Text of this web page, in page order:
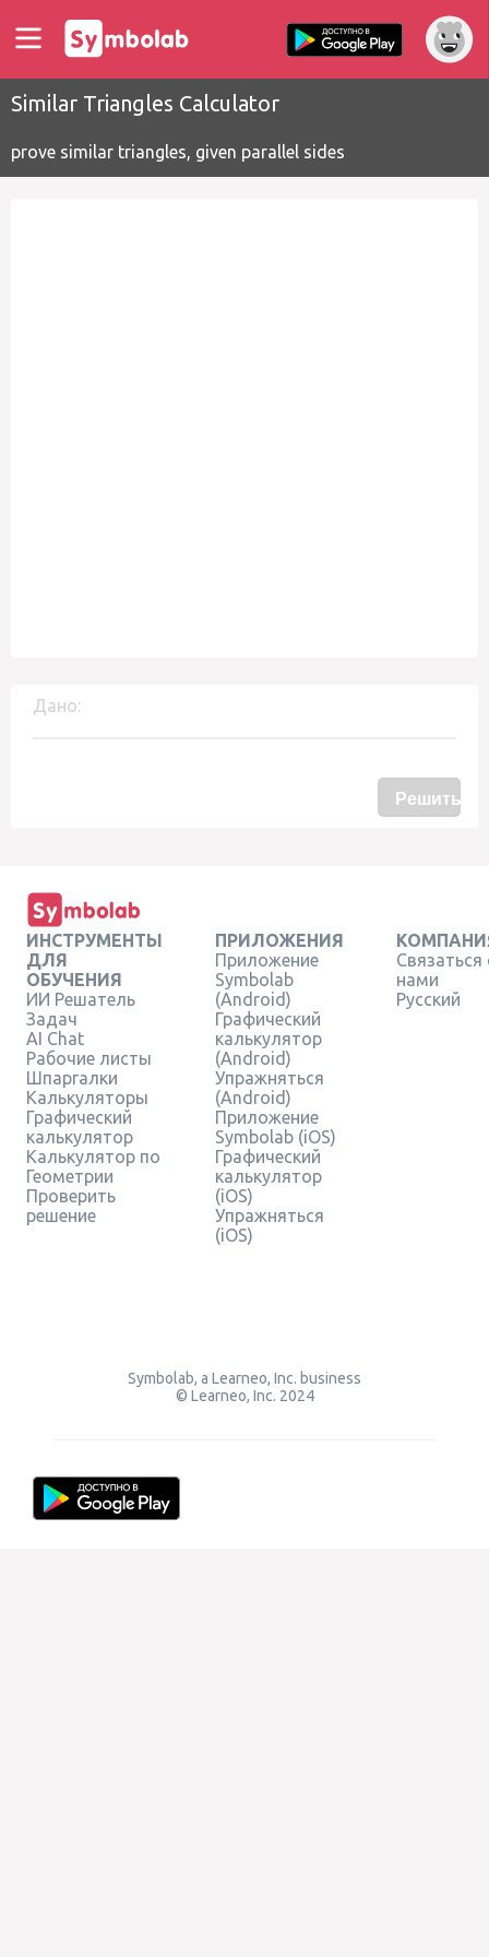
Similar Triangles Calculator
prove similar triangles, given parallel sides
Дано:
Решить
ИНСТРУМЕНТЫ
ДЛЯ
ОБУЧЕНИЯ
ИИ Решатель
Задач
AI Chat
Рабочие листы
Шпаргалки
Калькуляторы
Графический
калькулятор
Калькулятор по
Геометрии
Проверить
решение
ПРИЛОЖЕНИЯ
Приложение
Symbolab
(Android)
Графический
калькулятор
(Android)
Упражняться
(Android)
Приложение
Symbolab (iOS)
Графический
калькулятор
(iOS)
Упражняться
(iOS)
Связаться
нами
Русский
Symbolab, a Learneo, Inc. business
© Learneo, Inc. 2024